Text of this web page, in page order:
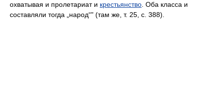
охватывая и пролетариат и крестьянство . Оба класса и
составляли тогда „народ“" (там же, т. 25, с. 388).